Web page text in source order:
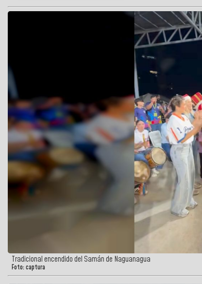
Tradicional encendido del Samán de Naguanagua
Foto: captura